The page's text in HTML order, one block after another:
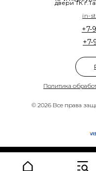
© 2026 Все права
Политика
+7-
+7-
двери ТК
in-
Made on